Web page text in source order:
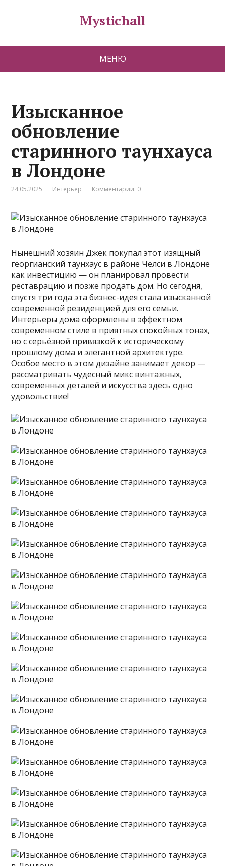
Mystichall
МЕНЮ
Изысканное
обновление
старинного таунхауса
в Лондоне
24.05.2025 Интерьер Комментарии: 0
Нынешний хозяин Джек покупал этот изящный
георгианский таунхаус в районе Челси в Лондоне
как инвестицию — он планировал провести
реставрацию и позже продать дом. Но сегодня,
спустя три года эта бизнес-идея стала изысканной
современной резиденцией для его семьи.
Интерьеры дома оформлены в эффектном
современном стиле в приятных спокойных тонах,
но с серьёзной привязкой к историческому
прошлому дома и элегантной архитектуре.
Особое место в этом дизайне занимает декор —
рассматривать чудесный микс винтажных,
современных деталей и искусства здесь одно
удовольствие!